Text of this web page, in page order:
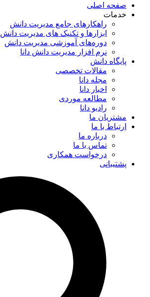
صفحه اصلی
خدمات
راهکارهای جامع مدیریت دانش
ابزارها و تکنیک‌ های مدیریت دانش
دوره‌های آموزشی مدیریت دانش
نرم افزار مدیریت دانش دانا
پایگاه دانش
مقالات تخصصی
مجله دانا
اخبار دانا
مطالعه موردی
رادیو دانا
مشتریان ما
ارتباط با ما
درباره ما
تماس با ما
درخواست همکاری
پشتیبانی